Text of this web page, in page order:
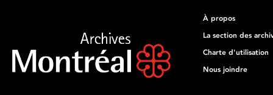
À propos
La section des
Charte d'utilisation
Nous joindre